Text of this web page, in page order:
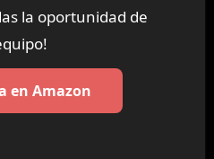
la oportunidad de
en Amazon